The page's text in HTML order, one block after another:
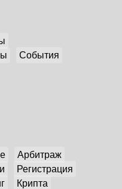
События
Арбитраж
Регистрация
Крипта